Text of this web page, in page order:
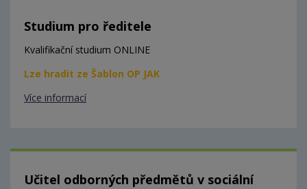
Studium pro ředitele
Kvalifikační studium ONLINE
Lze hradit ze Šablon OP JAK
Více informací
Učitel odborných předmětů v sociální